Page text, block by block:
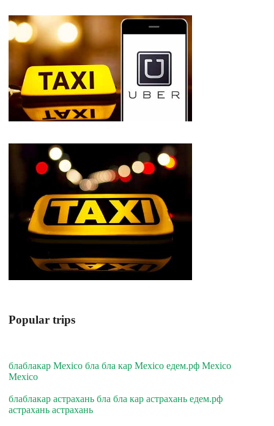
Popular trips
блаблакар Mexico бла бла кар Mexico едем.рф Mexico
Mexico
блаблакар астрахань бла бла кар астрахань едем.рф
астрахань астрахань